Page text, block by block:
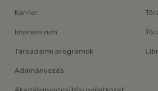
Karrier
Impresszum
Társadalmi programok
Adományozás